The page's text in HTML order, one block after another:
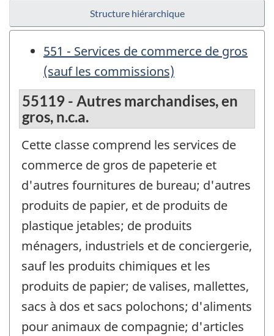
Structure hiérarchique
551 - Services de commerce de gros
(sauf les commissions)
55119 - Autres marchandises, en
gros, n.c.a.
Cette classe comprend les services de
commerce de gros de papeterie et
d'autres fournitures de bureau; d'autres
produits de papier, et de produits de
plastique jetables; de produits
ménagers, industriels et de conciergerie,
sauf les produits chimiques et les
produits de papier; de valises, mallettes,
sacs à dos et sacs polochons; d'aliments
pour animaux de compagnie; d'articles